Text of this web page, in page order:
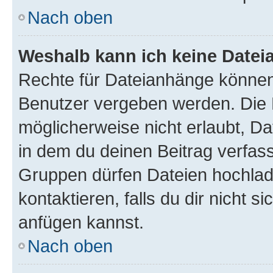
Nach oben
Weshalb kann ich keine
Rechte für Dateianhänge
Benutzer vergeben werden.
möglicherweise nicht erlaubt,
in dem du deinen Beitrag
Gruppen dürfen Dateien
kontaktieren, falls du dir nicht
anfügen kannst.
Nach oben